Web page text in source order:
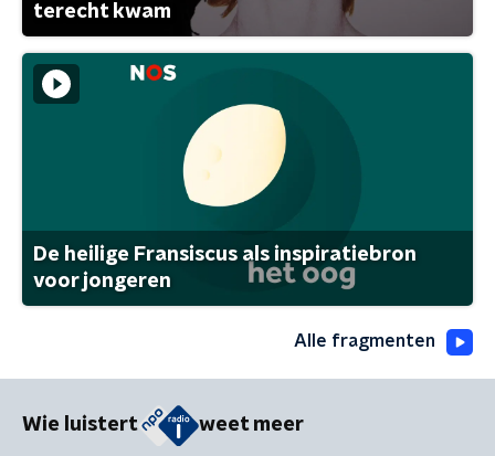
terecht kwam
De heilige Fransiscus als inspiratiebron
voor jongeren
Alle fragmenten
Wie luistert weet meer